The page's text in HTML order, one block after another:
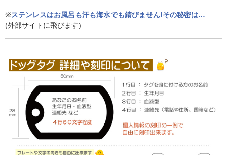
※ステンレスはお風呂も汗も海水でも錆びません!その秘密は…
(外部サイトに飛びます)